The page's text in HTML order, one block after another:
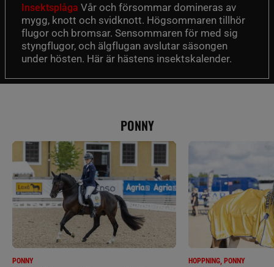
Insektsplåga Vår och försommar domineras av
mygg, knott och svidknott. Högsommaren tillhör
flugor och bromsar. Sensommaren för med sig
styngflugor, och älgflugan avslutar säsongen
under hösten. Här är hästens insektskalender.
PONNY
PONNY HOPPNING, PONNY